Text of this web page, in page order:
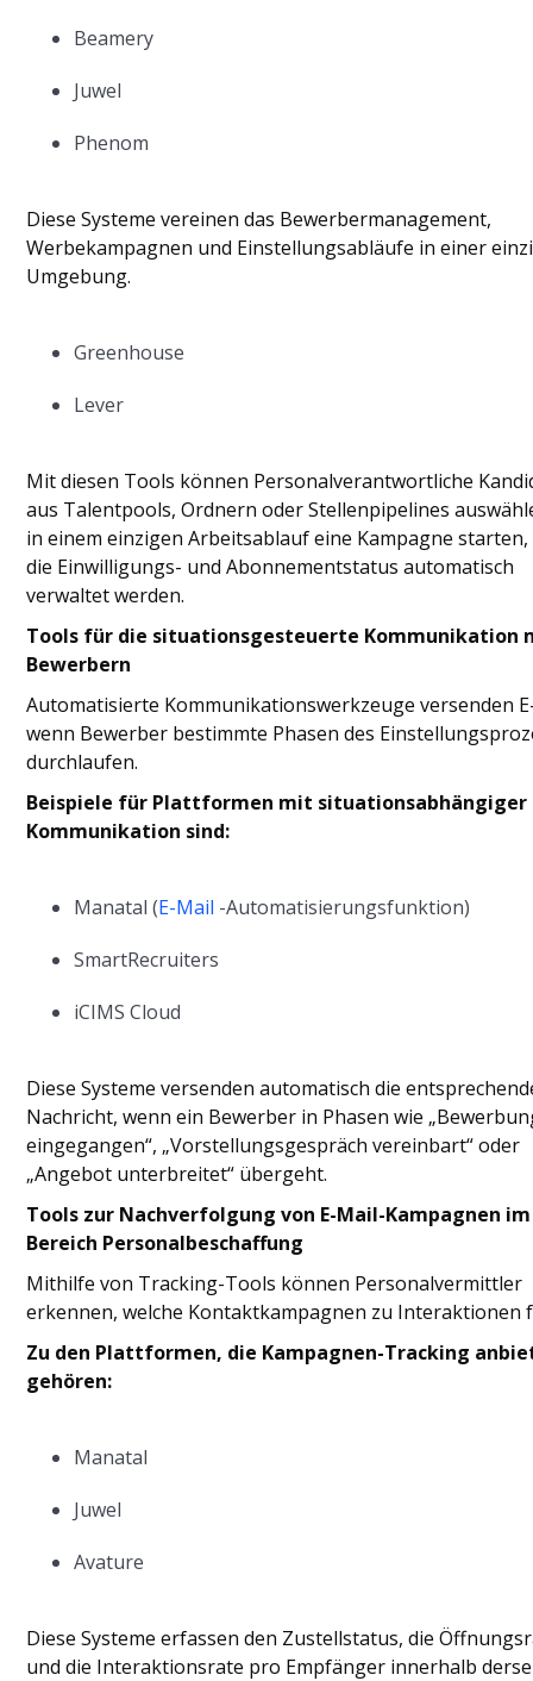
Beamery
Juwel
Phenom
Diese Systeme vereinen das Bewerbermanagement,
Werbekampagnen und Einstellungsabläufe in einer
Umgebung.
Greenhouse
Lever
Mit diesen Tools können Personalverantwortliche
aus Talentpools, Ordnern oder Stellenpipelines
in einem einzigen Arbeitsablauf eine Kampagne
die Einwilligungs- und Abonnementstatus automatisch
verwaltet werden.
Tools für die situationsgesteuerte Kommunikation
Bewerbern
Automatisierte Kommunikationswerkzeuge versenden
wenn Bewerber bestimmte Phasen des
durchlaufen.
Beispiele für Plattformen mit situationsabhängiger
Kommunikation sind:
Manatal (E-Mail -Automatisierungsfunktion)
SmartRecruiters
iCIMS Cloud
Diese Systeme versenden automatisch die
Nachricht, wenn ein Bewerber in Phasen wie
eingegangen“, „Vorstellungsgespräch vereinbart“ oder
„Angebot unterbreitet“ übergeht.
Tools zur Nachverfolgung von E-Mail-Kampagnen im
Bereich Personalbeschaffung
Mithilfe von Tracking-Tools können Personalvermittler
erkennen, welche Kontaktkampagnen zu Interaktionen
Zu den Plattformen, die Kampagnen-Tracking
gehören:
Manatal
Juwel
Avature
Diese Systeme erfassen den Zustellstatus, die
und die Interaktionsrate pro Empfänger innerhalb